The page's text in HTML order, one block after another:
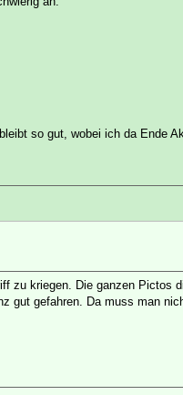
so gut, wobei ich da Ende
zu kriegen. Die ganzen Pictos
gut gefahren. Da muss man